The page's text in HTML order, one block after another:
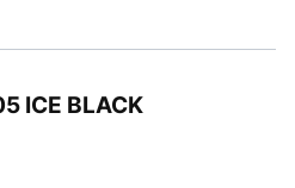
ICE BLACK